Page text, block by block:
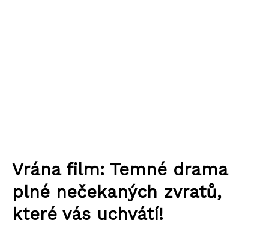
Vrána film: Temné drama
plné nečekaných zvratů,
které vás uchvátí!